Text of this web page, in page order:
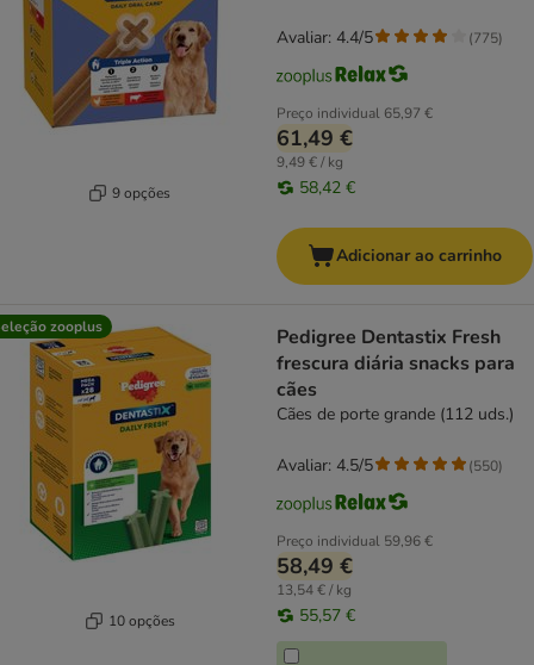
9 opções
Preço individual 65,97 €
61,49 €
9,49 € / kg
58,42 €
Avaliar: 4.4/5 (775)
Adicionar ao carrinho
zooplus
10 opções
Pedigree Dentastix Fresh
frescura diária snacks para
cães
Cães de porte grande (112 uds.)
Preço individual 59,96 €
58,49 €
13,54 € / kg
55,57 €
Avaliar: 4.5/5 (550)